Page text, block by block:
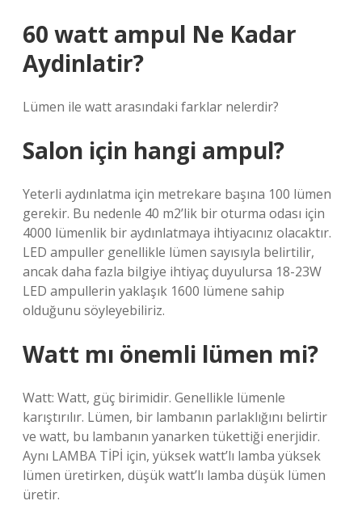
60 watt ampul Ne Kadar
Aydinlatir?
Lümen ile watt arasındaki farklar nelerdir?
Salon için hangi ampul?
Yeterli aydınlatma için metrekare başına 100 lümen
gerekir. Bu nedenle 40 m2’lik bir oturma odası için
4000 lümenlik bir aydınlatmaya ihtiyacınız olacaktır.
LED ampuller genellikle lümen sayısıyla belirtilir,
ancak daha fazla bilgiye ihtiyaç duyulursa 18-23W
LED ampullerin yaklaşık 1600 lümene sahip
olduğunu söyleyebiliriz.
Watt mı önemli lümen mi?
Watt: Watt, güç birimidir. Genellikle lümenle
karıştırılır. Lümen, bir lambanın parlaklığını belirtir
ve watt, bu lambanın yanarken tükettiği enerjidir.
Aynı LAMBA TİPİ için, yüksek watt’lı lamba yüksek
lümen üretirken, düşük watt’lı lamba düşük lümen
üretir.